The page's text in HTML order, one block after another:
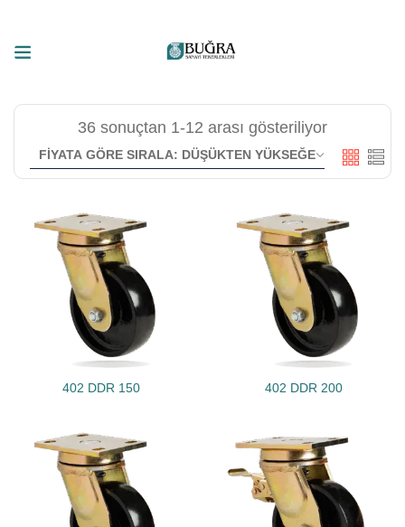
36 sonuçtan 1-12 arası gösteriliyor
402 DDR 150 402 DDR 200